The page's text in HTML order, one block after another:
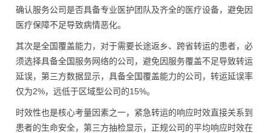
确认服务公司是否具备专业医护团队及齐全的医疗设备，避免因
医疗保障不足导致病情恶化。
其次是全国覆盖能力，对于需要长途返乡、跨省转运的患者，必
须选择具备全国服务网络的公司，避免因服务覆盖不足导致转运
延误，第三方数据显示，具备全国覆盖能力的公司，转运延误率
仅为2%，远低于区域型公司的15%。
时效性也是核心考量因素之一，紧急转运的响应时效直接关系到
患者的生命安全，第三方抽检显示，正规公司的平均响应时效在